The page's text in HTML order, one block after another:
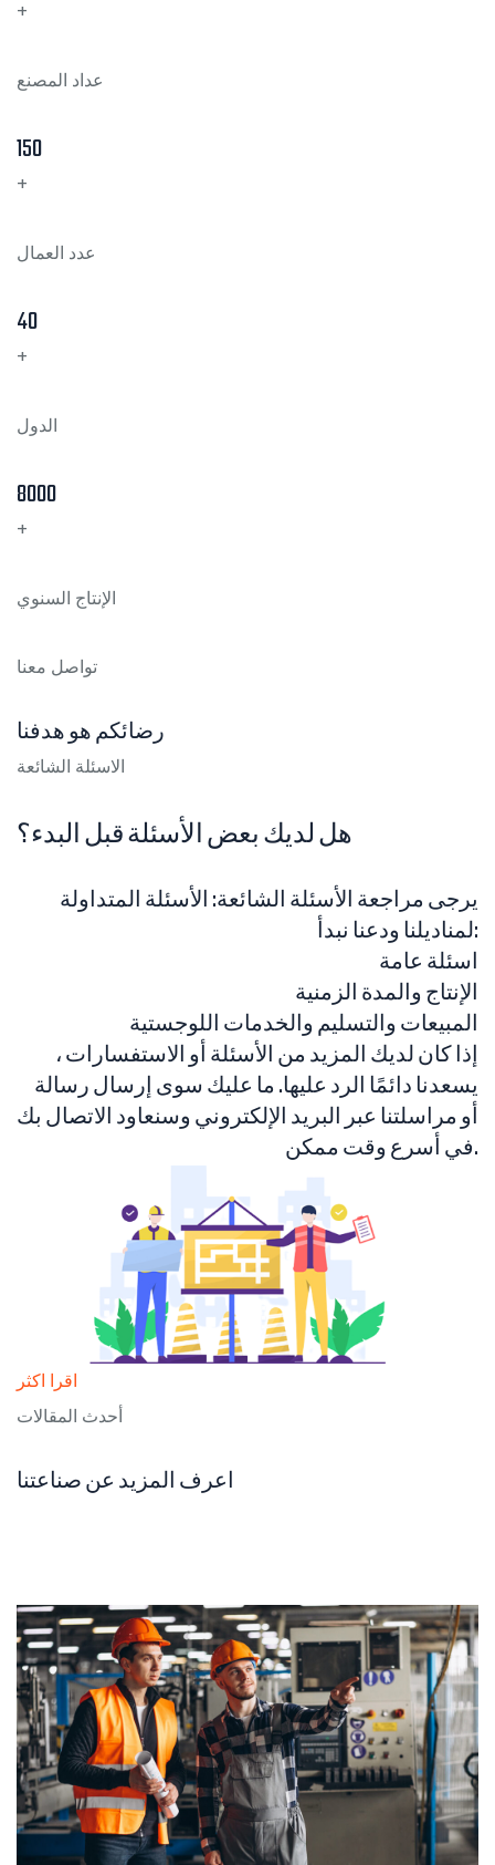
+
عداد المصنع
150
+
عدد العمال
40
+
الدول
8000
+
الإنتاج السنوي
تواصل معنا
رضائكم هو هدفنا
الاسئلة الشائعة
هل لديك بعض الأسئلة قبل البدء؟
يرجى مراجعة الأسئلة الشائعة: الأسئلة المتداولة
لمناديلنا ودعنا نبدأ:
اسئلة عامة
الإنتاج والمدة الزمنية
المبيعات والتسليم والخدمات اللوجستية
إذا كان لديك المزيد من الأسئلة أو الاستفسارات ،
يسعدنا دائمًا الرد عليها. ما عليك سوى إرسال رسالة
أو مراسلتنا عبر البريد الإلكتروني وسنعاود الاتصال بك
في أسرع وقت ممكن.
اقرا اكثر
أحدث المقالات
اعرف المزيد عن صناعتنا